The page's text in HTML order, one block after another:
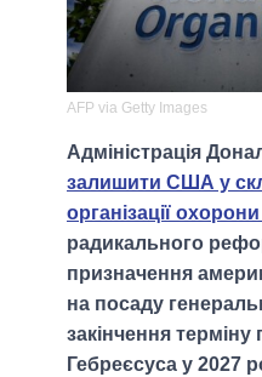
AFP via Getty Images
Адміністрація
залишити США у
організації
радикального
призначення
на посаду
закінчення
Гебреєсуса у 2027